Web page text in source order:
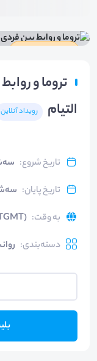
تروما و
التیام
رویداد آنلاین
تاریخ شروع: سه‌شنبه ۲۱
تاریخ پایان: سه‌شنبه ۲۱
به وقت:
دسته‌بندی: